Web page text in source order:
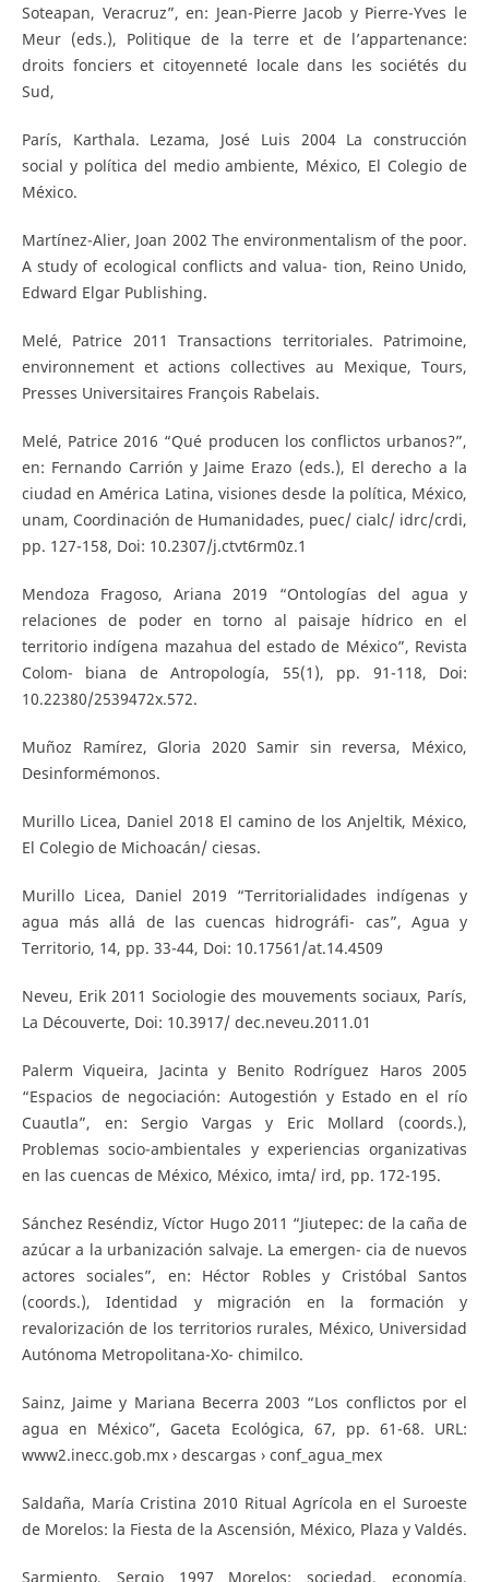
Soteapan, Veracruz”, en: Jean-Pierre Jacob y Pierre-Yves le
Meur (eds.), Politique de la terre et de l’appartenance:
droits fonciers et citoyenneté locale dans les sociétés du
Sud,
París, Karthala. Lezama, José Luis 2004 La construcción
social y política del medio ambiente, México, El Colegio de
México.
Martínez-Alier, Joan 2002 The environmentalism of the poor.
A study of ecological conflicts and valua- tion, Reino Unido,
Edward Elgar Publishing.
Melé, Patrice 2011 Transactions territoriales. Patrimoine,
environnement et actions collectives au Mexique, Tours,
Presses Universitaires François Rabelais.
Melé, Patrice 2016 “Qué producen los conflictos urbanos?”,
en: Fernando Carrión y Jaime Erazo (eds.), El derecho a la
ciudad en América Latina, visiones desde la política, México,
unam, Coordinación de Humanidades, puec/ cialc/ idrc/crdi,
pp. 127-158, Doi: 10.2307/j.ctvt6rm0z.1
Mendoza Fragoso, Ariana 2019 “Ontologías del agua y
relaciones de poder en torno al paisaje hídrico en el
territorio indígena mazahua del estado de México”, Revista
Colom- biana de Antropología, 55(1), pp. 91-118, Doi:
10.22380/2539472x.572.
Muñoz Ramírez, Gloria 2020 Samir sin reversa, México,
Desinformémonos.
Murillo Licea, Daniel 2018 El camino de los Anjeltik, México,
El Colegio de Michoacán/ ciesas.
Murillo Licea, Daniel 2019 “Territorialidades indígenas y
agua más allá de las cuencas hidrográfi- cas”, Agua y
Territorio, 14, pp. 33-44, Doi: 10.17561/at.14.4509
Neveu, Erik 2011 Sociologie des mouvements sociaux, París,
La Découverte, Doi: 10.3917/ dec.neveu.2011.01
Palerm Viqueira, Jacinta y Benito Rodríguez Haros 2005
“Espacios de negociación: Autogestión y Estado en el río
Cuautla”, en: Sergio Vargas y Eric Mollard (coords.),
Problemas socio-ambientales y experiencias organizativas
en las cuencas de México, México, imta/ ird, pp. 172-195.
Sánchez Reséndiz, Víctor Hugo 2011 “Jiutepec: de la caña de
azúcar a la urbanización salvaje. La emergen- cia de nuevos
actores sociales”, en: Héctor Robles y Cristóbal Santos
(coords.), Identidad y migración en la formación y
revalorización de los territorios rurales, México, Universidad
Autónoma Metropolitana-Xo- chimilco.
Sainz, Jaime y Mariana Becerra 2003 “Los conflictos por el
agua en México”, Gaceta Ecológica, 67, pp. 61-68. URL:
www2.inecc.gob.mx › descargas › conf_agua_mex
Saldaña, María Cristina 2010 Ritual Agrícola en el Suroeste
de Morelos: la Fiesta de la Ascensión, México, Plaza y Valdés.
Sarmiento, Sergio 1997 Morelos: sociedad, economía,